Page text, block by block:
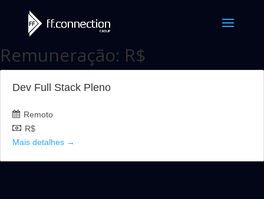
Remuneração: R$
Dev Full Stack Pleno
Remoto
R$
Mais detalhes